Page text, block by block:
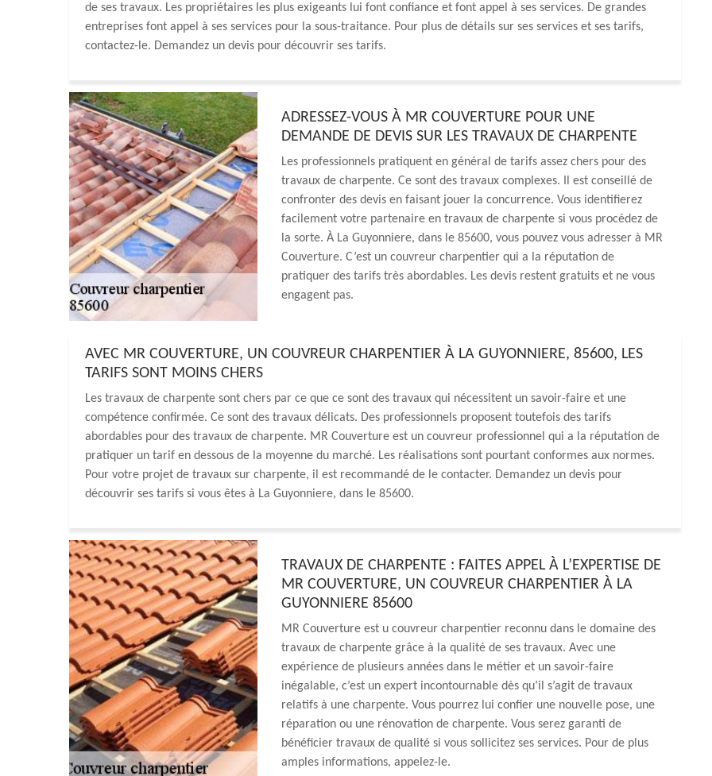
de ses travaux. Les propriétaires les plus exigeants lui font confiance et font appel à ses services. De grandes
entreprises font appel à ses services pour la sous-traitance. Pour plus de détails sur ses services et ses tarifs,
contactez-le. Demandez un devis pour découvrir ses tarifs.
ADRESSEZ-VOUS À MR COUVERTURE POUR UNE
DEMANDE DE DEVIS SUR LES TRAVAUX DE CHARPENTE
Les professionnels pratiquent en général de tarifs assez chers pour des
travaux de charpente. Ce sont des travaux complexes. Il est conseillé de
confronter des devis en faisant jouer la concurrence. Vous identifierez
facilement votre partenaire en travaux de charpente si vous procédez de
la sorte. À La Guyonniere, dans le 85600, vous pouvez vous adresser à MR
Couverture. C’est un couvreur charpentier qui a la réputation de
pratiquer des tarifs très abordables. Les devis restent gratuits et ne vous
engagent pas.
AVEC MR COUVERTURE, UN COUVREUR CHARPENTIER À LA GUYONNIERE, 85600, LES
TARIFS SONT MOINS CHERS
Les travaux de charpente sont chers par ce que ce sont des travaux qui nécessitent un savoir-faire et une
compétence confirmée. Ce sont des travaux délicats. Des professionnels proposent toutefois des tarifs
abordables pour des travaux de charpente. MR Couverture est un couvreur professionnel qui a la réputation de
pratiquer un tarif en dessous de la moyenne du marché. Les réalisations sont pourtant conformes aux normes.
Pour votre projet de travaux sur charpente, il est recommandé de le contacter. Demandez un devis pour
découvrir ses tarifs si vous êtes à La Guyonniere, dans le 85600.
TRAVAUX DE CHARPENTE : FAITES APPEL À L’EXPERTISE DE
MR COUVERTURE, UN COUVREUR CHARPENTIER À LA
GUYONNIERE 85600
MR Couverture est u couvreur charpentier reconnu dans le domaine des
travaux de charpente grâce à la qualité de ses travaux. Avec une
expérience de plusieurs années dans le métier et un savoir-faire
inégalable, c’est un expert incontournable dès qu’il s’agit de travaux
relatifs à une charpente. Vous pourrez lui confier une nouvelle pose, une
réparation ou une rénovation de charpente. Vous serez garanti de
bénéficier travaux de qualité si vous sollicitez ses services. Pour de plus
amples informations, appelez-le.